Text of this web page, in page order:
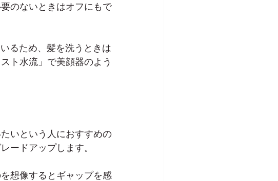
のないときはオフにもで
るため、髪を洗うときは
ト水流」で美顔器のよう
いという人におすすめの
ードアップします。
想像するとギャップを感